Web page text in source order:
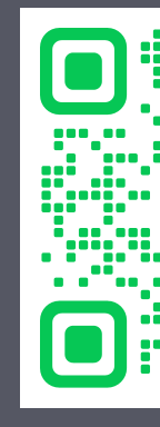
後援：川越市
#呉服笠間 #川
ーバック100
動画
View on Facebook ·
時の鐘マ
at ウェス
2 weeks ago
【参加者募集｜